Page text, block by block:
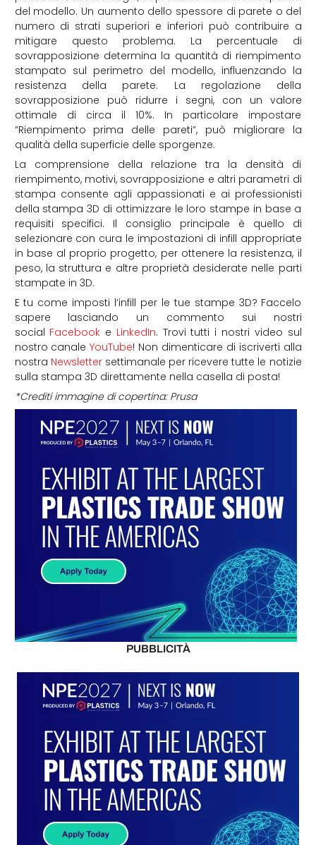
del modello. Un aumento dello spessore di parete o del
numero di strati superiori e inferiori può contribuire a
mitigare questo problema. La percentuale di
sovrapposizione determina la quantità di riempimento
stampato sul perimetro del modello, influenzando la
resistenza della parete. La regolazione della
sovrapposizione può ridurre i segni, con un valore
ottimale di circa il 10%. In particolare impostare
“Riempimento prima delle pareti”, può migliorare la
qualità della superficie delle sporgenze.
La comprensione della relazione tra la densità di
riempimento, motivi, sovrapposizione e altri parametri di
stampa consente agli appassionati e ai professionisti
della stampa 3D di ottimizzare le loro stampe in base a
requisiti specifici. Il consiglio principale è quello di
selezionare con cura le impostazioni di infill appropriate
in base al proprio progetto, per ottenere la resistenza, il
peso, la struttura e altre proprietà desiderate nelle parti
stampate in 3D.
E tu come imposti l’infill per le tue stampe 3D? Faccelo
sapere lasciando un commento sui nostri
social Facebook e LinkedIn. Trovi tutti i nostri video sul
nostro canaleYouTube! Non dimenticare di iscriverti alla
nostra Newslettersettimanale per ricevere tutte le notizie
sulla stampa 3D direttamente nella casella di posta!
*Crediti immagine di copertina: Prusa
PUBBLICITÀ